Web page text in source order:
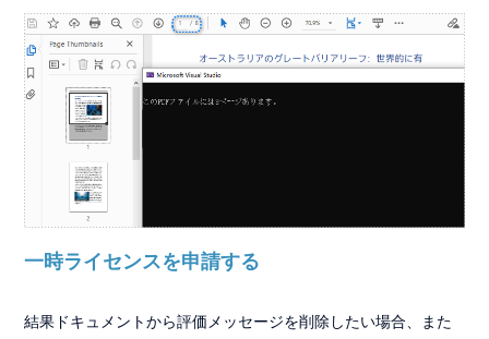
一時ライセンスを申請する
結果ドキュメントから評価メッセージを削除したい場合、また